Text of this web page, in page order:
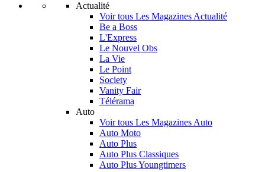
Actualité
Voir tous Les Magazines Actualité
Be a Boss
L'Express
Le Nouvel Obs
La Vie
Le Point
Society
Vanity Fair
Télérama
Auto
Voir tous Les Magazines Auto
Auto Moto
Auto Plus
Auto Plus Classiques
Auto Plus Youngtimers